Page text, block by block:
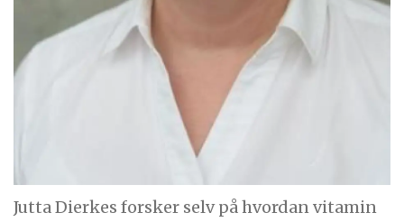
Jutta Dierkes forsker selv på hvordan vitamin